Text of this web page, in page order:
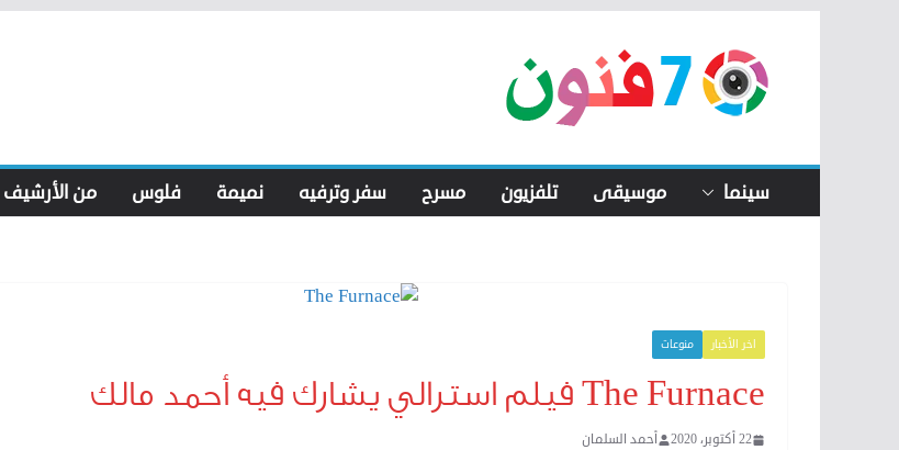
content
سينما موسيقى تلفزيون مسرح سفر وترفيه نميمة فلوس من الأرشيف
اخر الأخبار منوعات
The Furnace فيلم استرالي يشارك فيه أحمد مالك
22 أكتوبر، 2020 أحمد السلمان